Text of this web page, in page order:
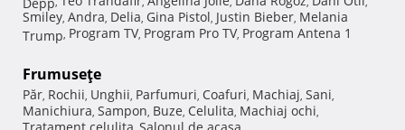
Smiley, Andra, Delia, Gina Pistol, Justin Bieber, Melania
Trump, Program TV, Program Pro TV, Program Antena 1
Frumuseţe
Păr, Rochii, Unghii, Parfumuri, Coafuri, Machiaj, Sani,
Manichiura, Sampon, Buze, Celulita, Machiaj ochi,